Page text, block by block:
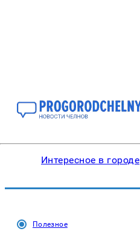
Интересное в городе
Полезное